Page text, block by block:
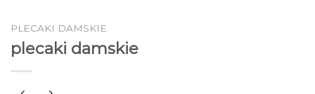
PLECAKI DAMSKIE
plecaki damskie